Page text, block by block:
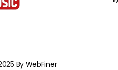
ByWebFiner